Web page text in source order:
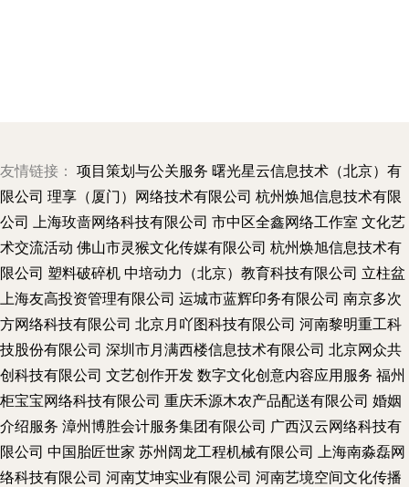
友情链接： 项目策划与公关服务 曙光星云信息技术（北京）有
限公司 理享（厦门）网络技术有限公司 杭州焕旭信息技术有限
公司 上海玫啬网络科技有限公司 市中区全鑫网络工作室 文化艺
术交流活动 佛山市灵猴文化传媒有限公司 杭州焕旭信息技术有
限公司 塑料破碎机 中培动力（北京）教育科技有限公司 立柱盆
上海友高投资管理有限公司 运城市蓝辉印务有限公司 南京多次
方网络科技有限公司 北京月吖图科技有限公司 河南黎明重工科
技股份有限公司 深圳市月满西楼信息技术有限公司 北京网众共
创科技有限公司 文艺创作开发 数字文化创意内容应用服务 福州
柜宝宝网络科技有限公司 重庆禾源木农产品配送有限公司 婚姻
介绍服务 漳州博胜会计服务集团有限公司 广西汉云网络科技有
限公司 中国胎匠世家 苏州阔龙工程机械有限公司 上海南淼磊网
络科技有限公司 河南艾坤实业有限公司 河南艺境空间文化传播